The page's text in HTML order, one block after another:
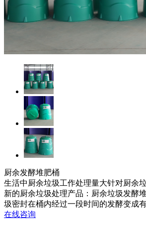
厨余发酵堆肥桶
生活中厨余垃圾工作处理量大针对厨余
新的厨余垃圾处理产品：厨余垃圾发酵
圾密封在桶内经过一段时间的发酵变成
在线咨询